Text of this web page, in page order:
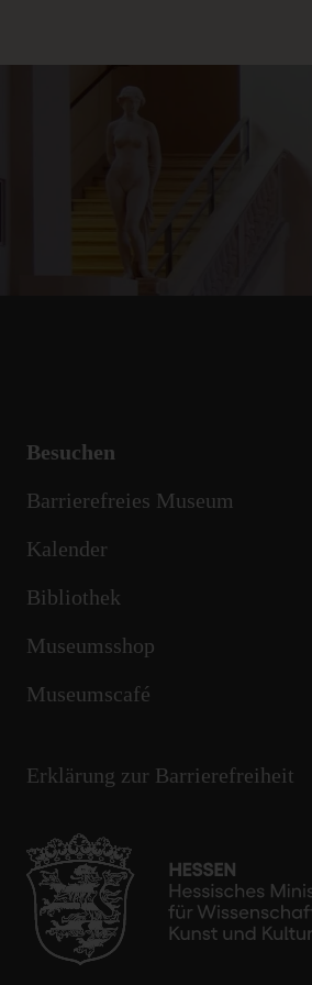
Besuchen
Barrierefreies Museum
Kalender
Bibliothek
Museumsshop
Museumscafé
Erklärung zur Barrierefreiheit